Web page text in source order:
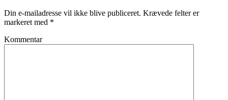
Din e-mailadresse vil ikke blive publiceret. Krævede felter er
markeret med *
Kommentar